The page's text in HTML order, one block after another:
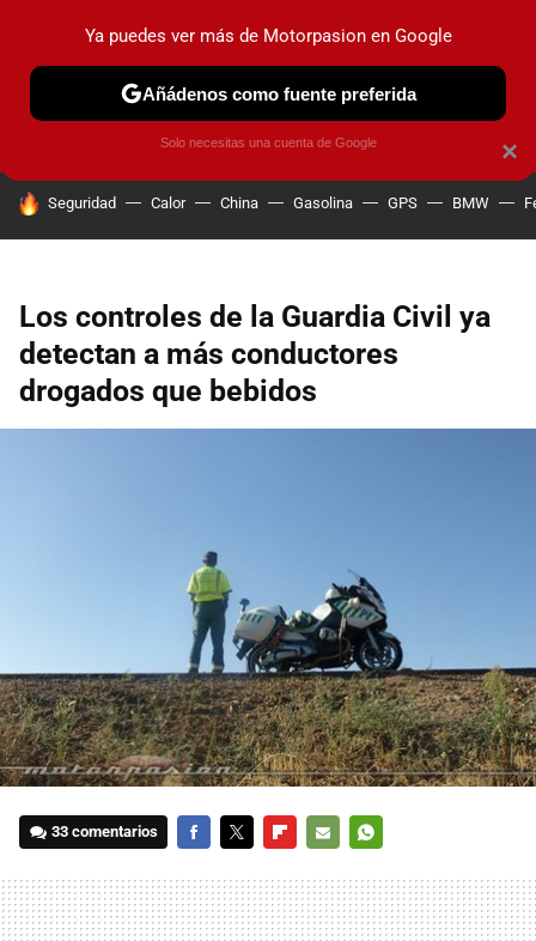
PRUEBAS COCHES ELÉCTRICOS OBSERVATORIO
HOY SE HABLA DE
Seguridad Calor China Gasolina GPS BMW
Los controles de la Guardia Civil ya
detectan a más conductores
drogados que bebidos
33 comentarios
MAIL
×
Ya puedes ver más de Motorpasion en Google
Añádenos como fuente preferida
Solo necesitas una cuenta de Google